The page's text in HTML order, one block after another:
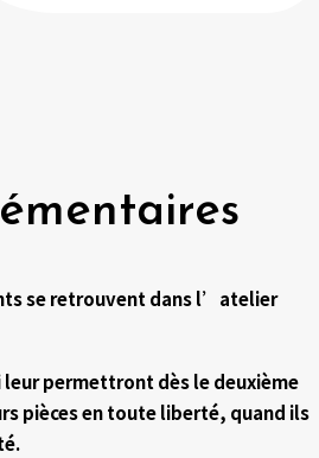
se retrouvent dans l’atelier
permettront dès le deuxième
pièces en toute liberté, quand ils